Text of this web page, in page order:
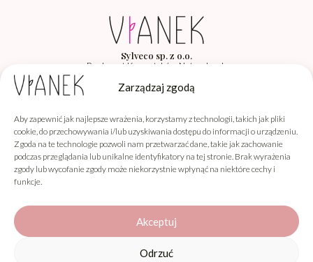
Zarządzaj zgodą
Aby zapewnić jak najlepsze wrażenia, korzystamy z technologii, takich jak pliki
cookie, do przechowywania i/lub uzyskiwania dostępu do informacji o urządzeniu.
Zgoda na te technologie pozwoli nam przetwarzać dane, takie jak zachowanie
podczas przeglądania lub unikalne identyfikatory na tej stronie. Brak wyrażenia
zgody lub wycofanie zgody może niekorzystnie wpłynąć na niektóre cechy i
funkcje.
Akceptuj
Odrzuć
Sylveco sp. z o.o.
Producent Kosmetyków Naturalnych
Vianek
Informacje
Obsługa klienta